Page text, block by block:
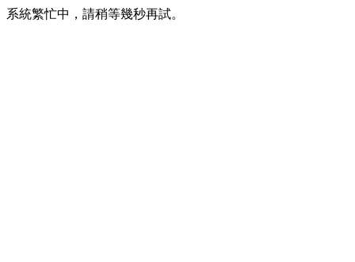
系統繁忙中，請稍等幾秒再試。